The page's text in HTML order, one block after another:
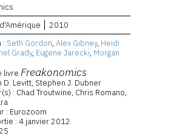
2010
: Seth Gordon, Alex Gibney, Heidi
Grady, Eugene Jarecki, Morgan
livre Freakonomics
D. Levitt, Stephen J. Dubner
: Chad Troutwine, Chris Romano,
: Eurozoom
: 4 janvier 2012